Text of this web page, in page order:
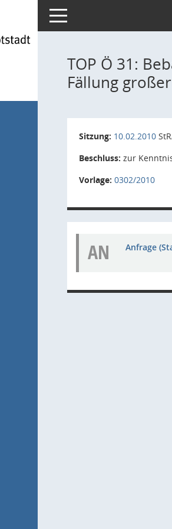
Toggle navigation
TOP Ö 31:
Fällung
Sitzung: 10.02.2010
Beschluss: zur
Vorlage: 0302/2010
AN Anfrage